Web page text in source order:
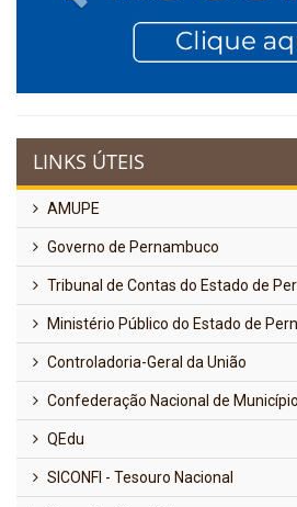
LINKS ÚTEIS
AMUPE
Governo de Pernambuco
Tribunal de Contas do Estado de
Ministério Público do Estado de
Controladoria-Geral da União
Confederação Nacional de
QEdu
SICONFI - Tesouro Nacional